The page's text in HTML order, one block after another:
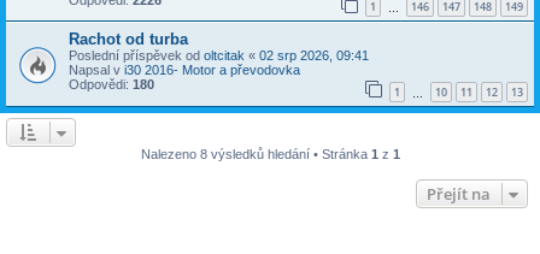
1 146 147 148 149
Rachot od turba
Poslední příspěvek od oltcitak « 02 srp 2026, 09:41
Napsal v i30 2016- Motor a převodovka
Odpovědi: 180 1 10 11 12 13
Nalezeno 8 výsledků hledání • Stránka 1 z 1
Přejít na